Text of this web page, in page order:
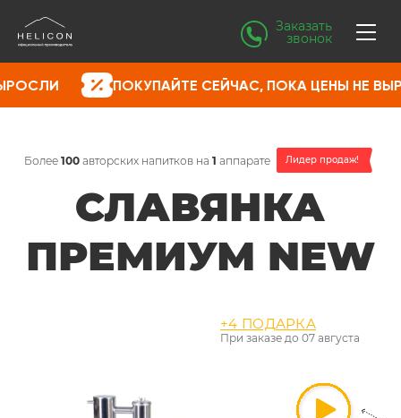
Заказать
звонок
ПОКУПАЙТЕ СЕЙЧАС, ПОКА ЦЕНЫ НЕ ВЫРОСЛИ
СЛАВЯНКА
ПРЕМИУМ NEW
Более 100авторских напитков на 1 аппарате Лидер продаж!
+4 ПОДАРКА
При заказе до07 августа